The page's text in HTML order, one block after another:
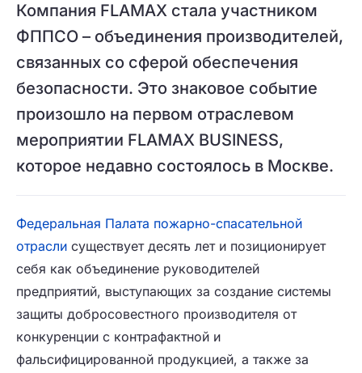
Компания FLAMAX стала участником
ФППСО – объединения производителей,
связанных со сферой обеспечения
безопасности. Это знаковое событие
произошло на первом отраслевом
мероприятии FLAMAX BUSINESS,
которое недавно состоялось в Москве.
Федеральная Палата пожарно-спасательной
отрасли существует десять лет и позиционирует
себя как объединение руководителей
предприятий, выступающих за создание системы
защиты добросовестного производителя от
конкуренции с контрафактной и
фальсифицированной продукцией, а также за